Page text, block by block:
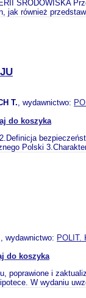
ŚRODOWISKA
jak również
T., wydawnictwo:
do koszyka
Polski
, wydawnictwo: POLIT.
do koszyka
poprawione i
W wydaniu